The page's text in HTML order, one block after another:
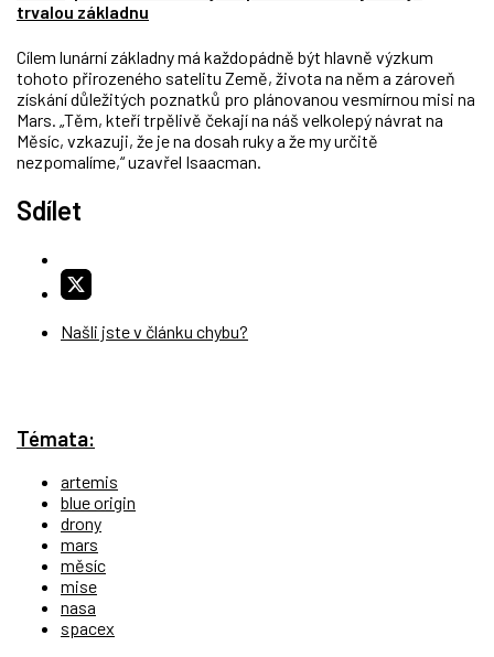
trvalou základnu
Cílem lunární základny má každopádně být hlavně výzkum
tohoto přirozeného satelitu Země, života na něm a zároveň
získání důležitých poznatků pro plánovanou vesmírnou misi na
Mars. „Těm, kteří trpělivě čekají na náš velkolepý návrat na
Měsíc, vzkazuji, že je na dosah ruky a že my určitě
nezpomalíme,“ uzavřel Isaacman.
Sdílet
Našli jste v článku chybu?
Témata:
artemis
blue origin
drony
mars
měsíc
mise
nasa
spacex